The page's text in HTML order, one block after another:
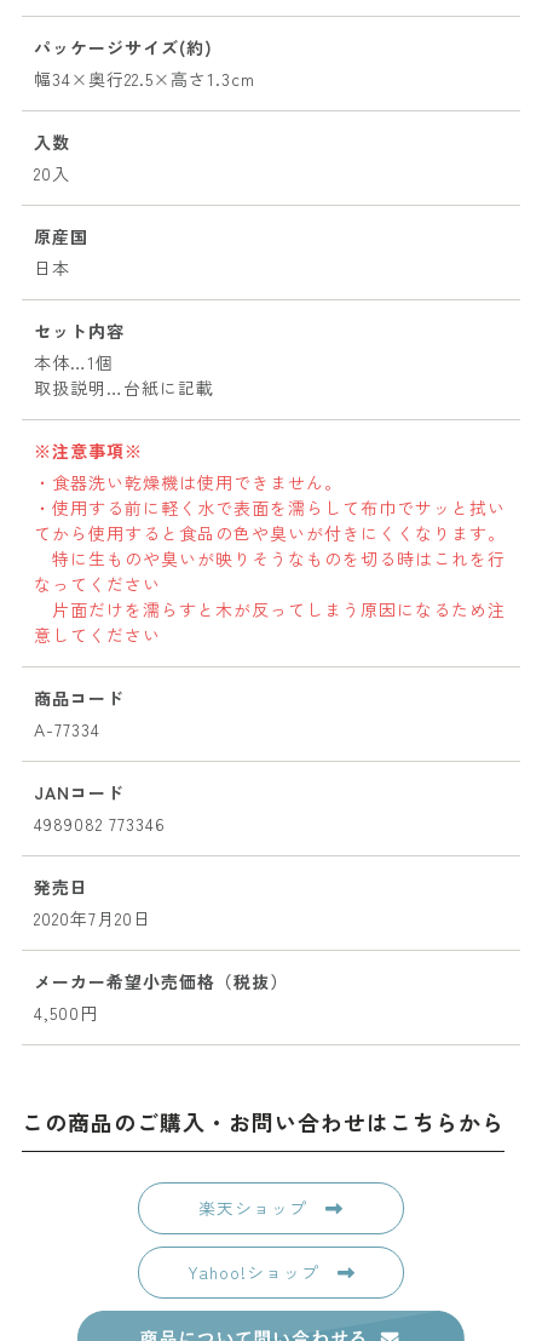
パッケージサイズ(約)
幅34×奥行22.5×高さ1.3cm
入数
20入
原産国
日本
セット内容
本体…1個
取扱説明…台紙に記載
※注意事項※
・食器洗い乾燥機は使用できません。
・使用する前に軽く水で表面を濡らして布巾でサッと拭い
てから使用すると食品の色や臭いが付きにくくなります。
特に生ものや臭いが映りそうなものを切る時はこれを行
なってください
片面だけを濡らすと木が反ってしまう原因になるため注
意してください
商品コード
A-77334
JANコード
4989082 773346
発売日
2020年7月20日
メーカー希望小売価格（税抜）
4,500円
この商品のご購入・お問い合わせはこちらから
楽天ショップ
Yahoo!ショップ